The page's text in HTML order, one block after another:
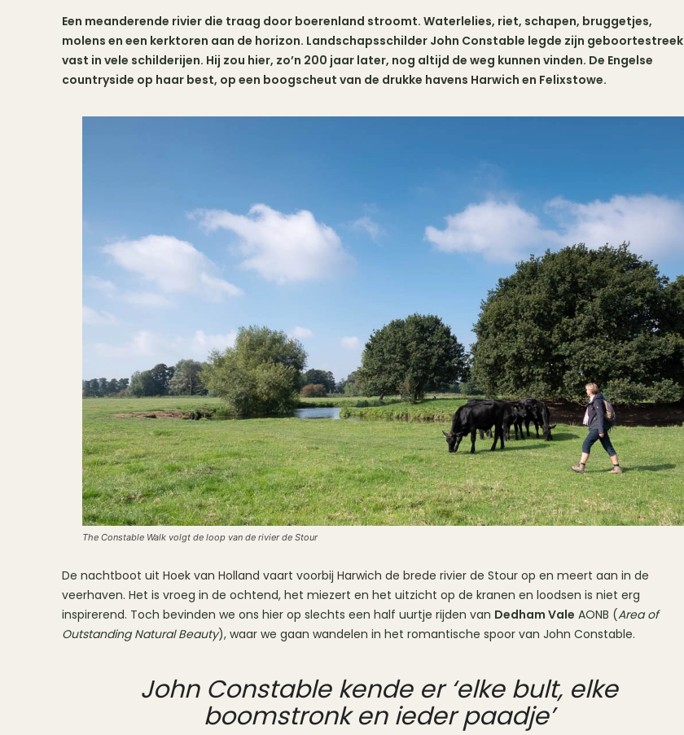
Een meanderende rivier die traag door boerenland stroomt. Waterlelies, riet, schapen, bruggetjes,
molens en een kerktoren aan de horizon. Landschapsschilder John Constable legde zijn geboortestreek
vast in vele schilderijen. Hij zou hier, zo’n 200 jaar later, nog altijd de weg kunnen vinden. De Engelse
countryside op haar best, op een boogscheut van de drukke havens Harwich en Felixstowe.
The Constable Walk volgt de loop van de rivier de Stour
De nachtboot uit Hoek van Holland vaart voorbij Harwich de brede rivier de Stour op en meert aan in de
veerhaven. Het is vroeg in de ochtend, het miezert en het uitzicht op de kranen en loodsen is niet erg
inspirerend. Toch bevinden we ons hier op slechts een half uurtje rijden van Dedham Vale AONB (Area of
Outstanding Natural Beauty), waar we gaan wandelen in het romantische spoor van John Constable.
John Constable kende er ‘elke bult, elke
boomstronk en ieder paadje’